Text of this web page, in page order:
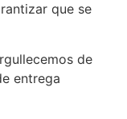
que se
de
entrega